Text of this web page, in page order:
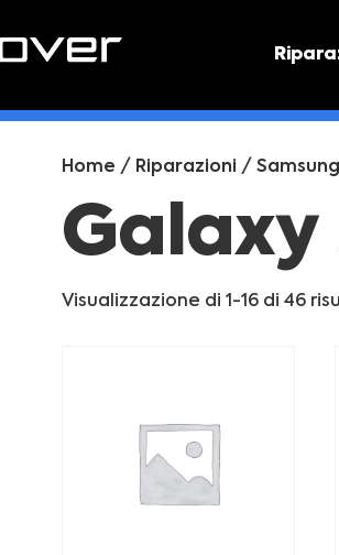
Home / Riparazioni / Samsung
Galaxy
Visualizzazione di 1-16 di 46